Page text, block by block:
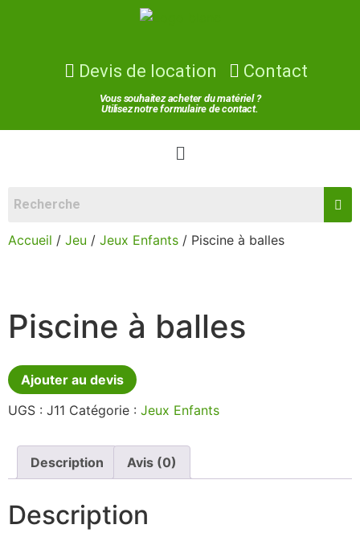
Devis de location Contact
Vous souhaitez acheter du matériel ?
Utilisez notre formulaire de contact.
Accueil / Jeu / Jeux Enfants / Piscine à balles
Piscine à balles
Ajouter au devis
UGS : J11 Catégorie : Jeux Enfants
Description Avis (0)
Description